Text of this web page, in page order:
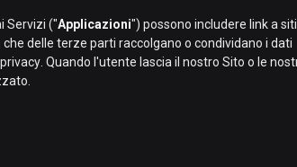
Servizi ("Applicazioni") possono includere link a
delle terze parti raccolgano o condividano i dati
Quando l'utente lascia il nostro Sito o le